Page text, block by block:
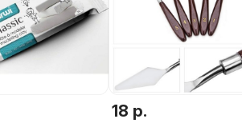
18 р.